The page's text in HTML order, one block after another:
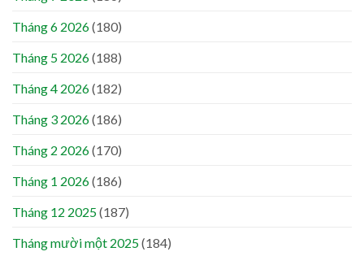
Tháng 6 2026(180)
Tháng 5 2026(188)
Tháng 4 2026(182)
Tháng 3 2026(186)
Tháng 2 2026(170)
Tháng 1 2026(186)
Tháng 12 2025(187)
Tháng mười một 2025(184)